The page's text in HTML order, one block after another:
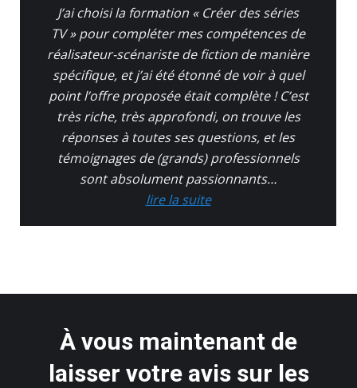
J’ai choisi la formation « Créer des séries
TV » pour compléter mes compétences de
réalisateur-scénariste de fiction de manière
spécifique, et j’ai été étonné de voir à quel
point l’offre proposée était complète ! C’est
très riche, très approfondi, on trouve les
réponses à toutes ses questions, et les
témoignages de (grands) professionnels
sont absolument passionnants…
lire la suite
À vous maintenant de
laisser votre avis sur les